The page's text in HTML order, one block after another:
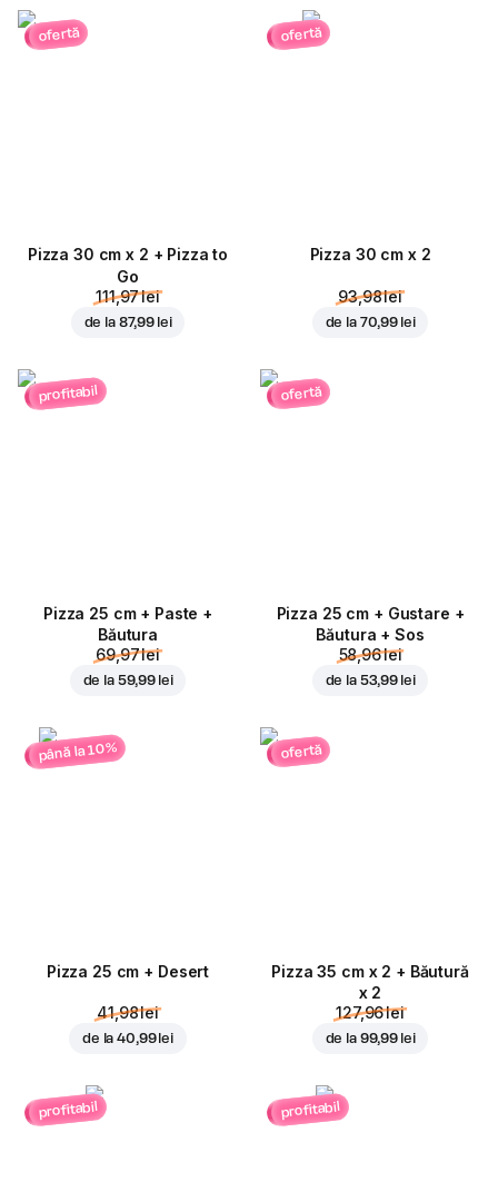
ofertă
Pizza 30 cm x 2 + Pizza to
Go
111,97 lei
de la 87,99 lei
ofertă
Pizza 30 cm x 2
93,98 lei
de la 70,99 lei
profitabil
Pizza 25 cm + Paste +
Băutura
69,97 lei
de la 59,99 lei
ofertă
Pizza 25 cm + Gustare +
Băutura + Sos
58,96 lei
de la 53,99 lei
până la 10%
Pizza 25 cm + Desert
41,98 lei
de la40,99 lei
ofertă
Pizza 35 cm x 2 + Băutură
x 2
127,96 lei
de la 99,99 lei
profitabil profitabil